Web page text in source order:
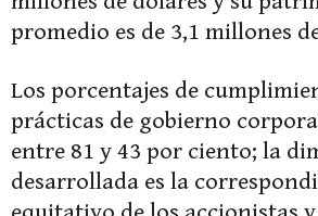
promedio es de 3,1 millones
Los porcentajes de
prácticas de gobierno
entre 81 y 43 por ciento; la
desarrollada es la